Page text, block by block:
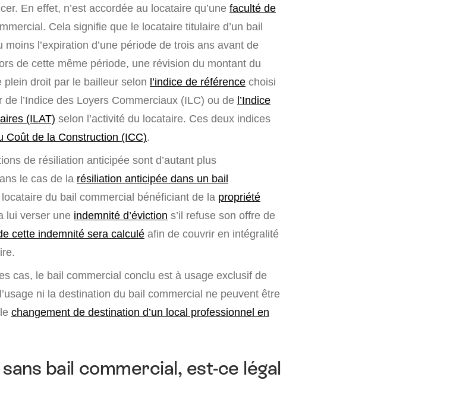
En effet, n’est accordée au locataire qu’une faculté de
Cela signifie que le locataire titulaire d’un bail
l’expiration d’une période de trois ans avant de
de cette même période, une révision du montant du
droit par le bailleur selon l’indice de référence choisi
de l’Indice des Loyers Commerciaux (ILC) ou de l’Indice
(ILAT) selon l’activité du locataire. Ces deux indices
Coût de la Construction (ICC).
de résiliation anticipée sont d’autant plus
le cas de la résiliation anticipée dans un bail
du bail commercial bénéficiant de la propriété
lui verser une indemnité d’éviction s’il refuse son offre de
cette indemnité sera calculé afin de couvrir en intégralité
cas, le bail commercial conclu est à usage exclusif de
ni la destination du bail commercial ne peuvent être
changement de destination d’un local professionnel en
bail commercial, est-ce légal